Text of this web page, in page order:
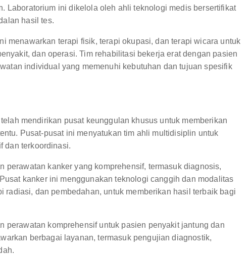
Laboratorium ini dikelola oleh ahli teknologi medis bersertifikat
hasil tes.
menawarkan terapi fisik, terapi okupasi, dan terapi wicara untuk
dan operasi. Tim rehabilitasi bekerja erat dengan pasien
individual yang memenuhi kebutuhan dan tujuan spesifik
mendirikan pusat keunggulan khusus untuk memberikan
Pusat-pusat ini menyatukan tim ahli multidisiplin untuk
dan terkoordinasi.
perawatan kanker yang komprehensif, termasuk diagnosis,
kanker ini menggunakan teknologi canggih dan modalitas
radiasi, dan pembedahan, untuk memberikan hasil terbaik bagi
perawatan komprehensif untuk pasien penyakit jantung dan
berbagai layanan, termasuk pengujian diagnostik,